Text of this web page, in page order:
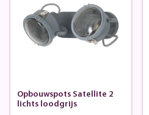
Opbouwspots Satellite 2
lichts loodgrijs